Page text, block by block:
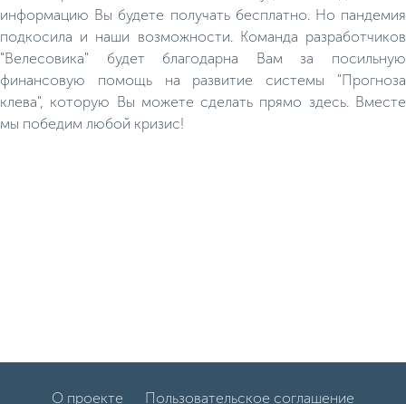
информацию Вы будете получать бесплатно. Но пандемия
подкосила и наши возможности. Команда разработчиков
"Велесовика" будет благодарна Вам за посильную
финансовую помощь на развитие системы "Прогноза
клева", которую Вы можете сделать прямо здесь. Вместе
мы победим любой кризис!
О проекте Пользовательское соглашение